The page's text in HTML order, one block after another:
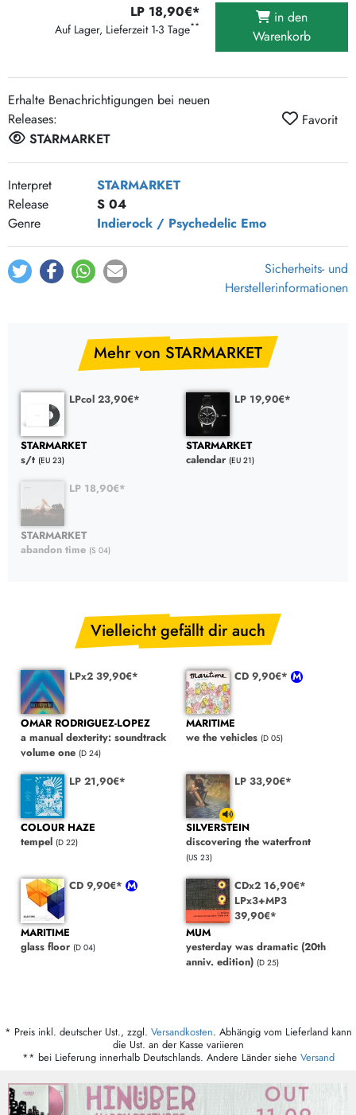
LP 18,90€*
Auf Lager, Lieferzeit 1-3 Tage**
in den
Warenkorb
Erhalte Benachrichtigungen bei neuen
Releases:
STARMARKET
Favorit
Interpret
STARMARKET
Release
S 04
Genre
Indierock / Psychedelic Emo
Sicherheits- und
Herstellerinformationen
Mehr von STARMARKET
LPcol 23,90€*
STARMARKET
s/t (EU 23)
LP 19,90€*
STARMARKET
calendar (EU 21)
LP 18,90€*
STARMARKET
abandon time (S 04)
Vielleicht gefällt dir auch
LPx2 39,90€*
OMAR RODRIGUEZ-LOPEZ
a manual dexterity: soundtrack
volume one (D 24)
CD 9,90€*
MARITIME
we the vehicles (D 05)
LP 21,90€*
COLOUR HAZE
tempel (D 22)
LP 33,90€*
SILVERSTEIN
discovering the waterfront
(US 23)
CD 9,90€*
MARITIME
glass floor (D 04)
CDx2 16,90€*
LPx3+MP3
39,90€*
MUM
yesterday was dramatic (20th
anniv. edition) (D 25)
* Preis inkl. deutscher Ust., zzgl. Versandkosten. Abhängig vom Lieferland kann
die Ust. an der Kasse variieren
** bei Lieferung innerhalb Deutschlands. Andere Länder siehe Versand